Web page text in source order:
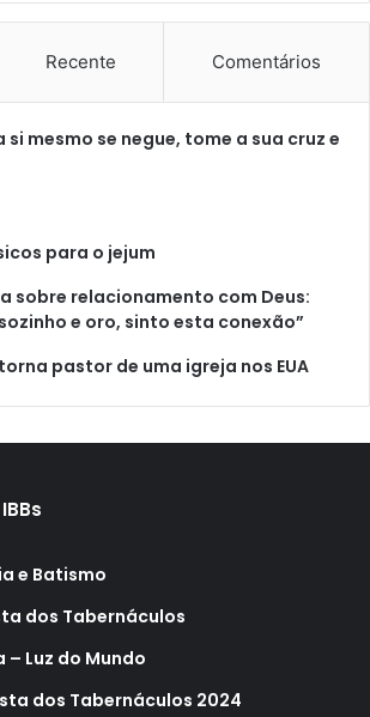
Recente Comentários
si mesmo se negue, tome a sua cruz e
para o jejum
sobre relacionamento com Deus:
e oro, sinto esta conexão”
pastor de uma igreja nos EUA
e Batismo
dos Tabernáculos
– Luz do Mundo
dos Tabernáculos 2024